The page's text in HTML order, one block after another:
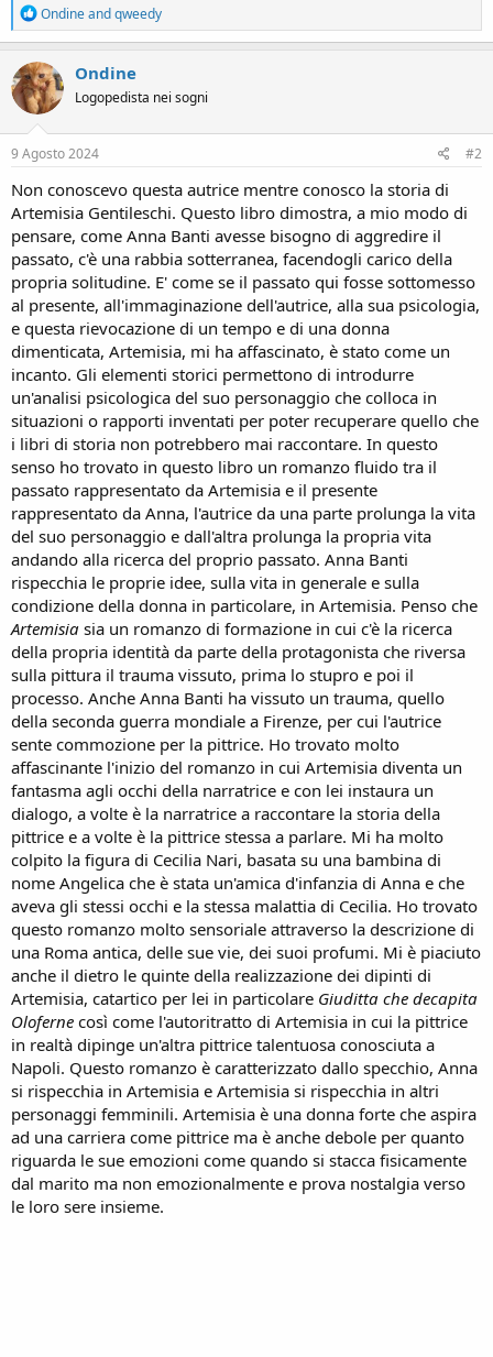
R
e
a
c
t
i
o
n
s
Ondineandqweedy
Ondine
Logopedista nei sogni
9 Agosto 2024 #2
Non conoscevo questa autrice mentre conosco la storia di
Artemisia Gentileschi. Questo libro dimostra, a mio modo di
pensare, come Anna Banti avesse bisogno di aggredire il
passato, c'è una rabbia sotterranea, facendogli carico della
propria solitudine. E' come se il passato qui fosse sottomesso
al presente, all'immaginazione dell'autrice, alla sua psicologia,
e questa rievocazione di un tempo e di una donna
dimenticata, Artemisia, mi ha affascinato, è stato come un
incanto. Gli elementi storici permettono di introdurre
un'analisi psicologica del suo personaggio che colloca in
situazioni o rapporti inventati per poter recuperare quello che
i libri di storia non potrebbero mai raccontare. In questo
senso ho trovato in questo libro un romanzo fluido tra il
passato rappresentato da Artemisia e il presente
rappresentato da Anna, l'autrice da una parte prolunga la vita
del suo personaggio e dall'altra prolunga la propria vita
andando alla ricerca del proprio passato. Anna Banti
rispecchia le proprie idee, sulla vita in generale e sulla
condizione della donna in particolare, in Artemisia. Penso che
Artemisia sia un romanzo di formazione in cui c'è la ricerca
della propria identità da parte della protagonista che riversa
sulla pittura il trauma vissuto, prima lo stupro e poi il
processo. Anche Anna Banti ha vissuto un trauma, quello
della seconda guerra mondiale a Firenze, per cui l'autrice
sente commozione per la pittrice. Ho trovato molto
affascinante l'inizio del romanzo in cui Artemisia diventa un
fantasma agli occhi della narratrice e con lei instaura un
dialogo, a volte è la narratrice a raccontare la storia della
pittrice e a volte è la pittrice stessa a parlare. Mi ha molto
colpito la figura di Cecilia Nari, basata su una bambina di
nome Angelica che è stata un'amica d'infanzia di Anna e che
aveva gli stessi occhi e la stessa malattia di Cecilia. Ho trovato
questo romanzo molto sensoriale attraverso la descrizione di
una Roma antica, delle sue vie, dei suoi profumi. Mi è piaciuto
anche il dietro le quinte della realizzazione dei dipinti di
Artemisia, catartico per lei in particolare Giuditta che decapita
Oloferne così come l'autoritratto di Artemisia in cui la pittrice
in realtà dipinge un'altra pittrice talentuosa conosciuta a
Napoli. Questo romanzo è caratterizzato dallo specchio, Anna
si rispecchia in Artemisia e Artemisia si rispecchia in altri
personaggi femminili. Artemisia è una donna forte che aspira
ad una carriera come pittrice ma è anche debole per quanto
riguarda le sue emozioni come quando si stacca fisicamente
dal marito ma non emozionalmente e prova nostalgia verso
le loro sere insieme.